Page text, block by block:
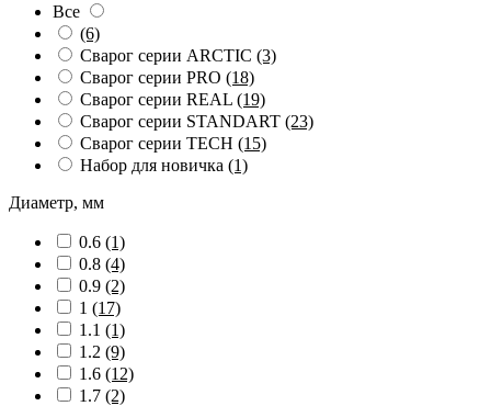
Все
(6)
Сварог серии ARCTIC (3)
Сварог серии PRO (18)
Сварог серии REAL (19)
Сварог серии STANDART (23)
Сварог серии TECH (15)
Набор для новичка (1)
Диаметр, мм
0.6 (1)
0.8 (4)
0.9 (2)
1 (17)
1.1 (1)
1.2 (9)
1.6 (12)
1.7 (2)